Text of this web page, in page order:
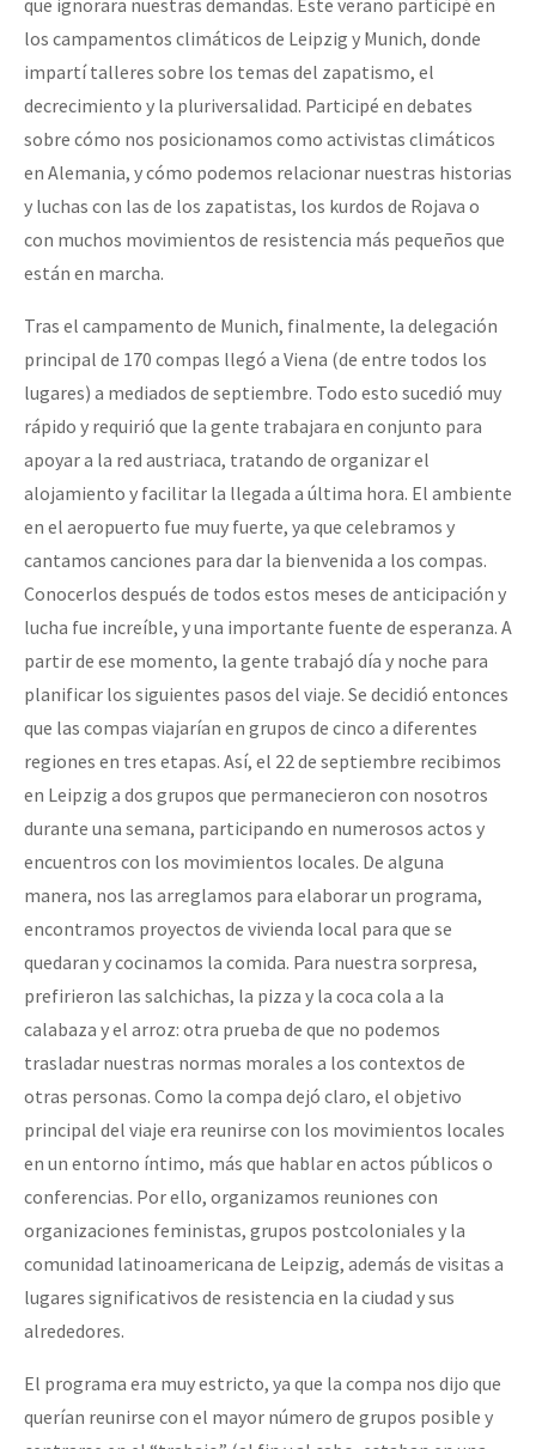
los campamentos climáticos de Leipzig y Munich, donde
impartí talleres sobre los temas del zapatismo, el
decrecimiento y la pluriversalidad. Participé en debates
sobre cómo nos posicionamos como activistas climáticos
en Alemania, y cómo podemos relacionar nuestras historias
y luchas con las de los zapatistas, los kurdos de Rojava o
con muchos movimientos de resistencia más pequeños que
están en marcha.
Tras el campamento de Munich, finalmente, la delegación
principal de 170 compas llegó a Viena (de entre todos los
lugares) a mediados de septiembre. Todo esto sucedió muy
rápido y requirió que la gente trabajara en conjunto para
apoyar a la red austriaca, tratando de organizar el
alojamiento y facilitar la llegada a última hora. El ambiente
en el aeropuerto fue muy fuerte, ya que celebramos y
cantamos canciones para dar la bienvenida a los compas.
Conocerlos después de todos estos meses de anticipación y
lucha fue increíble, y una importante fuente de esperanza. A
partir de ese momento, la gente trabajó día y noche para
planificar los siguientes pasos del viaje. Se decidió entonces
que las compas viajarían en grupos de cinco a diferentes
regiones en tres etapas. Así, el 22 de septiembre recibimos
en Leipzig a dos grupos que permanecieron con nosotros
durante una semana, participando en numerosos actos y
encuentros con los movimientos locales. De alguna
manera, nos las arreglamos para elaborar un programa,
encontramos proyectos de vivienda local para que se
quedaran y cocinamos la comida. Para nuestra sorpresa,
prefirieron las salchichas, la pizza y la coca cola a la
calabaza y el arroz: otra prueba de que no podemos
trasladar nuestras normas morales a los contextos de
otras personas. Como la compa dejó claro, el objetivo
principal del viaje era reunirse con los movimientos locales
en un entorno íntimo, más que hablar en actos públicos o
conferencias. Por ello, organizamos reuniones con
organizaciones feministas, grupos postcoloniales y la
comunidad latinoamericana de Leipzig, además de visitas a
lugares significativos de resistencia en la ciudad y sus
alrededores.
El programa era muy estricto, ya que la compa nos dijo que
querían reunirse con el mayor número de grupos posible y